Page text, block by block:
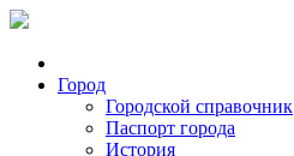
Город
Городской справочник
Паспорт города
История